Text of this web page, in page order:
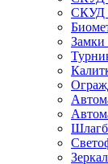
СКУД
Замки